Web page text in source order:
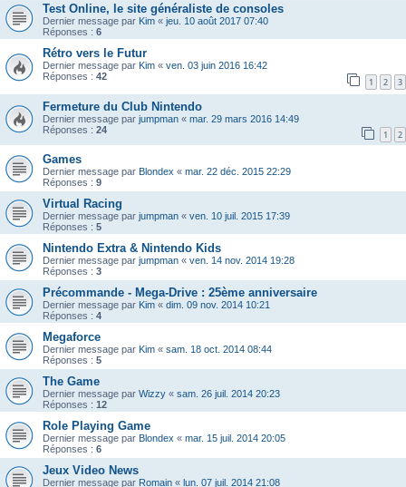
Test Online, le site généraliste de consoles
Dernier message par Kim « jeu. 10 août 2017 07:40
Réponses : 6
Rétro vers le Futur
Dernier message par Kim « ven. 03 juin 2016 16:42
Réponses : 42 1 2 3
Fermeture du Club Nintendo
Dernier message par jumpman « mar. 29 mars 2016 14:49
Réponses : 24 1 2
Games
Dernier message par Blondex « mar. 22 déc. 2015 22:29
Réponses : 9
Virtual Racing
Dernier message par jumpman « ven. 10 juil. 2015 17:39
Réponses : 5
Nintendo Extra & Nintendo Kids
Dernier message par jumpman « ven. 14 nov. 2014 19:28
Réponses : 3
Précommande - Mega-Drive : 25ème anniversaire
Dernier message par Kim « dim. 09 nov. 2014 10:21
Réponses : 4
Megaforce
Dernier message par Kim « sam. 18 oct. 2014 08:44
Réponses : 5
The Game
Dernier message par Wizzy « sam. 26 juil. 2014 20:23
Réponses : 12
Role Playing Game
Dernier message par Blondex « mar. 15 juil. 2014 20:05
Réponses : 6
Jeux Video News
Dernier message par Romain « lun. 07 juil. 2014 21:08